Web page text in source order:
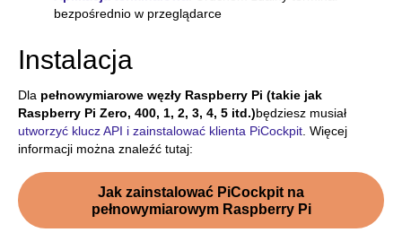
bezpośrednio w przeglądarce
Instalacja
Dla pełnowymiarowe węzły Raspberry Pi (takie jak
Raspberry Pi Zero, 400, 1, 2, 3, 4, 5 itd.)będziesz musiał
utworzyć klucz API i zainstalować klienta PiCockpit . Więcej
informacji można znaleźć tutaj:
Jak zainstalować PiCockpit na
pełnowymiarowym Raspberry Pi